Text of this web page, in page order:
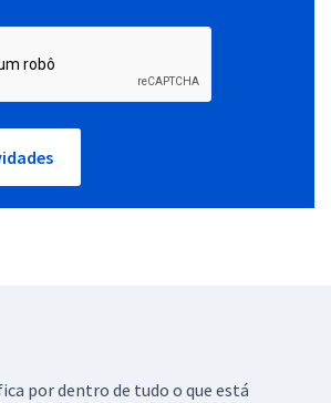
por dentro de tudo o que está